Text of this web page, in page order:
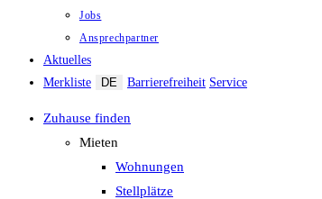
Jobs
Ansprechpartner
Aktuelles
Merkliste
DE Barrierefreiheit Service
Zuhause finden
Mieten
Wohnungen
Stellplätze